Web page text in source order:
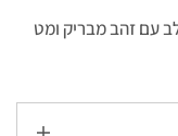
עם זהב מבריק ומט